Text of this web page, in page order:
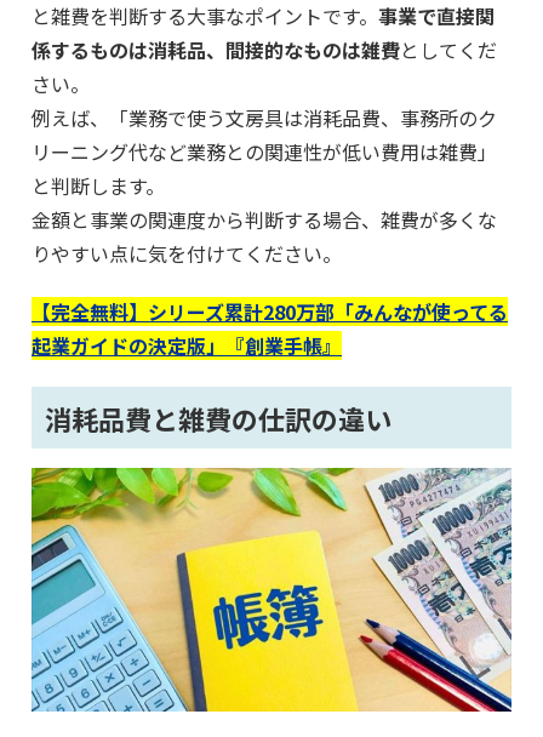
と雑費を判断する大事なポイントです。 事業で直接関
係するものは消耗品、間接的なものは雑費としてくだ
さい。
例えば、「業務で使う文房具は消耗品費、事務所のク
リーニング代など業務との関連性が低い費用は雑費」
と判断します。
金額と事業の関連度から判断する場合、雑費が多くな
りやすい点に気を付けてください。
【完全無料】シリーズ累計280万部「みんなが使ってる
起業ガイドの決定版」『創業手帳』
消耗品費と雑費の仕訳の違い